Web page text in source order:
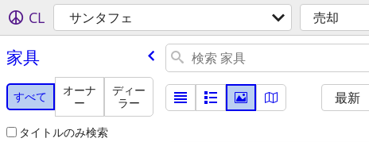
CL サンタフェ 売却
家具
すべて
オーナ
ー
ディー
ラー
タイトルのみ検索
最新